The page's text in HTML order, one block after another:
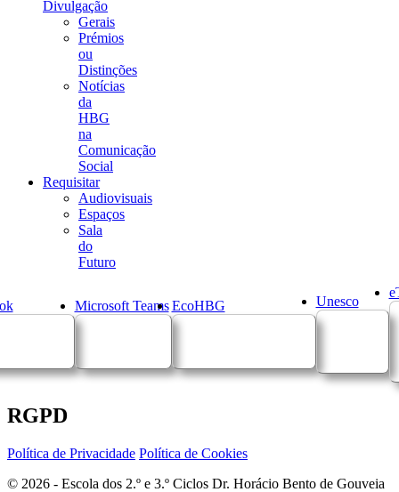
Divulgação
Gerais
Prémios
ou
Distinções
Notícias
da
HBG
na
Comunicação
Social
Requisitar
Audiovisuais
Espaços
Sala
do
Futuro
Microsoft Teams EcoHBG Unesco
RGPD
Política de Privacidade Política de Cookies
© 2026 - Escola dos 2.º e 3.º Ciclos Dr. Horácio Bento de Gouveia